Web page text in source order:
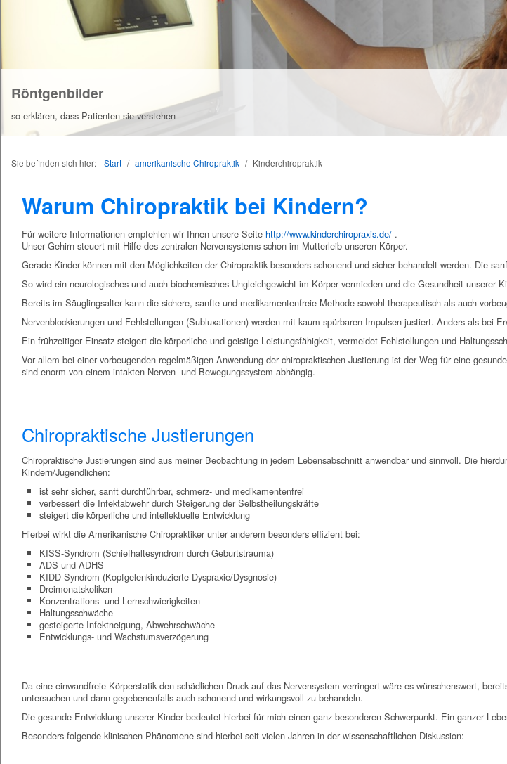
Röntgenbilder
so erklären, dass Patienten sie verstehen
Sie befinden sich hier: Start / amerikanische Chiropraktik / Kinderchiropraktik
Warum Chiropraktik bei Kindern?
Für weitere Informationen empfehlen wir Ihnen unsere Seite http://www.kinderchiropraxis.de/ .
Unser Gehirn steuert mit Hilfe des zentralen Nervensystems schon im Mutterleib unseren Körper.
Gerade Kinder können mit den Möglichkeiten der Chiropraktik besonders schonend und sicher behandelt werden. Die
So wird ein neurologisches und auch biochemisches Ungleichgewicht im Körper vermieden und die Gesundheit unserer
Bereits im Säuglingsalter kann die sichere, sanfte und medikamentenfreie Methode sowohl therapeutisch als auch
Nervenblockierungen und Fehlstellungen (Subluxationen) werden mit kaum spürbaren Impulsen justiert. Anders als bei
Ein frühzeitiger Einsatz steigert die körperliche und geistige Leistungsfähigkeit, vermeidet Fehlstellungen und
Vor allem bei einer vorbeugenden regelmäßigen Anwendung der chiropraktischen Justierung ist der Weg für eine
sind enorm von einem intakten Nerven- und Bewegungssystem abhängig.
Chiropraktische Justierungen
Chiropraktische Justierungen sind aus meiner Beobachtung in jedem Lebensabschnitt anwendbar und sinnvoll. Die
Kindern/Jugendlichen:
ist sehr sicher, sanft durchführbar, schmerz- und medikamentenfrei
verbessert die Infektabwehr durch Steigerung der Selbstheilungskräfte
steigert die körperliche und intellektuelle Entwicklung
Hierbei wirkt die Amerikanische Chiropraktiker unter anderem besonders effizient bei:
KISS-Syndrom (Schiefhaltesyndrom durch Geburtstrauma)
ADS und ADHS
KIDD-Syndrom (Kopfgelenkinduzierte Dyspraxie/Dysgnosie)
Dreimonatskoliken
Konzentrations- und Lernschwierigkeiten
Haltungsschwäche
gesteigerte Infektneigung, Abwehrschwäche
Entwicklungs- und Wachstumsverzögerung
Da eine einwandfreie Körperstatik den schädlichen Druck auf das Nervensystem verringert wäre es wünschenswert,
untersuchen und dann gegebenenfalls auch schonend und wirkungsvoll zu behandeln.
Die gesunde Entwicklung unserer Kinder bedeutet hierbei für mich einen ganz besonderen Schwerpunkt. Ein ganzer
Besonders folgende klinischen Phänomene sind hierbei seit vielen Jahren in der wissenschaftlichen Diskussion: